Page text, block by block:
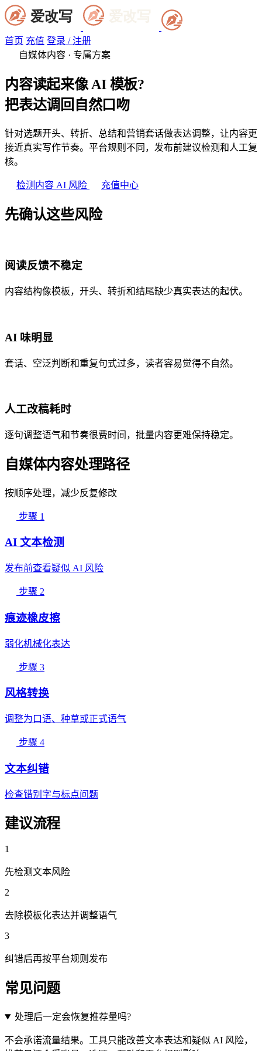
首页 充值 登录 / 注册
自媒体内容 · 专属方案
内容读起来像 AI 模板?
把表达调回自然口吻
针对选题开头、转折、总结和营销套话做表达调整，让内容更
接近真实写作节奏。平台规则不同，发布前建议检测和人工复
核。
检测内容 AI 风险 充值中心
先确认这些风险
阅读反馈不稳定
内容结构像模板，开头、转折和结尾缺少真实表达的起伏。
AI 味明显
套话、空泛判断和重复句式过多，读者容易觉得不自然。
人工改稿耗时
逐句调整语气和节奏很费时间，批量内容更难保持稳定。
自媒体内容处理路径
按顺序处理，减少反复修改
步骤 1
AI 文本检测
发布前查看疑似 AI 风险
步骤 2
痕迹橡皮擦
弱化机械化表达
步骤 3
风格转换
调整为口语、种草或正式语气
步骤 4
文本纠错
检查错别字与标点问题
建议流程
1
先检测文本风险
2
去除模板化表达并调整语气
3
纠错后再按平台规则发布
常见问题
处理后一定会恢复推荐量吗?
不会承诺流量结果。工具只能改善文本表达和疑似 AI 风险，